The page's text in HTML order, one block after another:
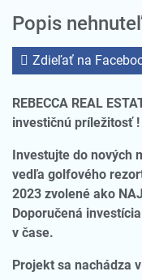
Popis
Zdieľať na
REBECCA REAL
investičnú príležitosť !
Investujte do nových
vedľa golfového
2023 zvolené ako
Doporučená
v čase.
Projekt sa nachádza